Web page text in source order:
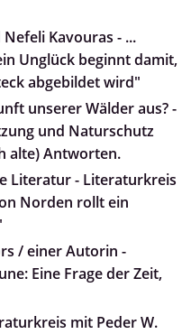
Kavouras - ...
Unglück beginnt damit,
abgebildet wird"
unserer Wälder aus? -
und Naturschutz
alte) Antworten.
Literatur - Literaturkreis
Norden rollt ein
/ einer Autorin -
Eine Frage der Zeit,
mit Peder W.